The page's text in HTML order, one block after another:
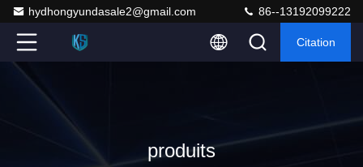
hydhongyundasale2@gmail.com 86--13192099222
Citation
produits